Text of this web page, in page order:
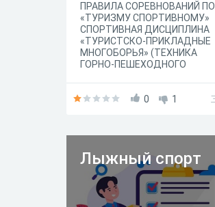
ПРАВИЛА СОРЕВНОВАНИЙ ПО
«ТУРИЗМУ СПОРТИВНОМУ»
СПОРТИВНАЯ ДИСЦИПЛИНА
«ТУРИСТСКО-ПРИКЛАДНЫЕ
МНОГОБОРЬЯ» (ТЕХНИКА
ГОРНО-ПЕШЕХОДНОГО
0 1
Лыжный спорт